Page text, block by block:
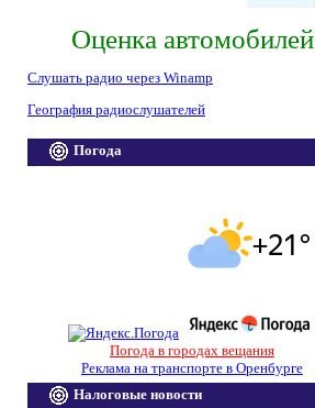
Оценка автомобилей
Слушать радио через Winamp
География радиослушателей
Погода
Погода в городах вещания
Реклама на транспорте в Оренбурге
Налоговые новости